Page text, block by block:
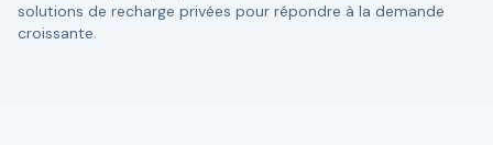
solutions de recharge privées pour répondre à la demande
croissante.